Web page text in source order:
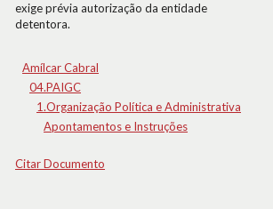
exige prévia autorização da entidade
detentora.
Amílcar Cabral
04.PAIGC
1.Organização Política e Administrativa
Apontamentos e Instruções
Citar Documento